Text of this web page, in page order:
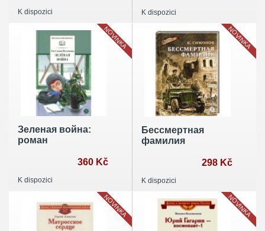
K dispozici K dispozici
Зеленая война:
роман
360 Kč
K dispozici
NOVINKA
Бессмертная
фамилия
298 Kč
K dispozici
NOVINKA
NOVINKA NOVINKA